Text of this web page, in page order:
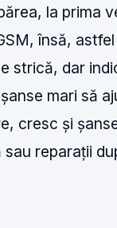
la prima
însă,
strică, dar
mari să
cresc și
reparații